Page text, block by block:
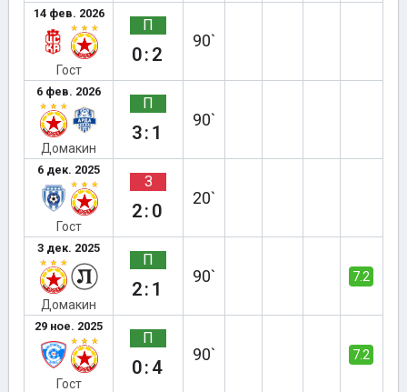
14 фев. 2026
Гост
П
0:2
90`
6 фев. 2026
Домакин
П
3:1
90`
6 дек. 2025
Гост
З
2:0
20`
3 дек. 2025
Домакин
П
2:1
90` 7.2
29 ное. 2025
Гост
П
0:4
90` 7.2